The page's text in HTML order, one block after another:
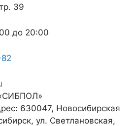
39
до 20:00
630047, Новосибирская
ул. Светлановская,